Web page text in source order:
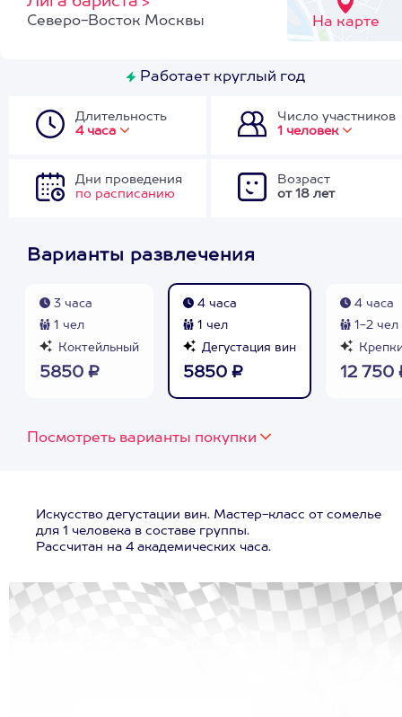
На карте
Северо-Восток Москвы
Работает круглый год
Длительность
4 часа
Число участников
1 человек
Дни проведения
по расписанию
Возраст
от 18 лет
Варианты развлечения
3 часа
1 чел
Коктейльный
5850 ₽
4 часа
1 чел
Дегустация вин
5850 ₽
4 часа
1-2 чел
12 750
Посмотреть варианты покупки
Искусство дегустации вин. Мастер-класс от сомелье
для 1 человека в составе группы.
Рассчитан на 4 академических часа.